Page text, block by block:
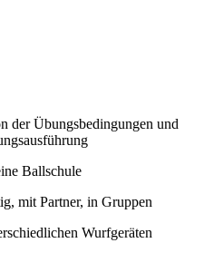
der Übungsbedingungen und
Ballschule
mit Partner, in Gruppen
Wurfgeräten